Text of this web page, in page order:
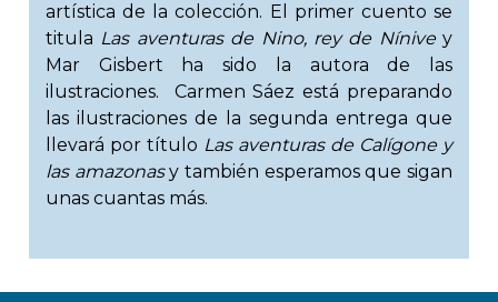
artística de la colección. El primer cuento se
titula Las aventuras de Nino, rey de Nínivey
Mar Gisbert ha sido la autora de las
ilustraciones. Carmen Sáez está preparando
las ilustraciones de la segunda entrega que
llevará por título Las aventuras de Calígone y
las amazonasy también esperamos que sigan
unas cuantas más.